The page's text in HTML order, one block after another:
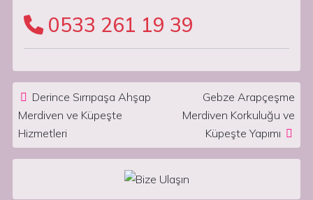
0533 261 19 39
Post navigation
Derince Sırrıpaşa Ahşap
Merdiven ve Küpeşte
Hizmetleri
Gebze Arapçeşme
Merdiven Korkuluğu ve
Küpeşte Yapımı